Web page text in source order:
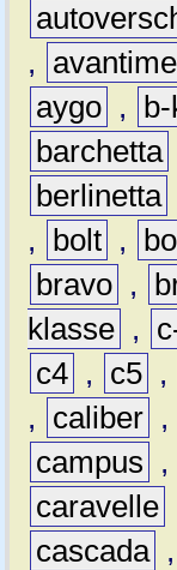
,
avantime
aygo ,
barchetta
berlinetta
,
bolt ,
bravo ,
klasse ,
c4 , c5 ,
,
caliber ,
campus
,
caravelle
cascada ,